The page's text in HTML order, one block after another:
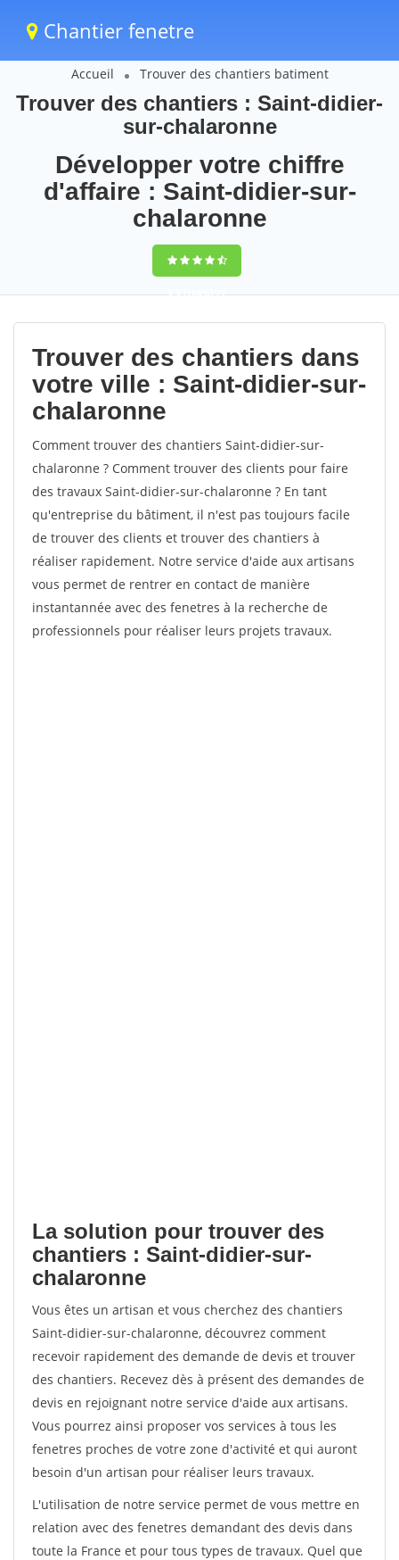
Chantier fenetre
Accueil Trouver des chantiers batiment
Trouver des chantiers : Saint-didier-
sur-chalaronne
Développer votre chiffre
d'affaire : Saint-didier-sur-
chalaronne
9,5(100%)77
votes
Trouver des chantiers dans
votre ville : Saint-didier-sur-
chalaronne
Comment trouver des chantiers Saint-didier-sur-
chalaronne ? Comment trouver des clients pour faire
des travaux Saint-didier-sur-chalaronne ? En tant
qu'entreprise du bâtiment, il n'est pas toujours facile
de trouver des clients et trouver des chantiers à
réaliser rapidement. Notre service d'aide aux artisans
vous permet de rentrer en contact de manière
instantannée avec des fenetres à la recherche de
professionnels pour réaliser leurs projets travaux.
La solution pour trouver des
chantiers : Saint-didier-sur-
chalaronne
Vous êtes un artisan et vous cherchez des chantiers
Saint-didier-sur-chalaronne, découvrez comment
recevoir rapidement des demande de devis et trouver
des chantiers. Recevez dès à présent des demandes de
devis en rejoignant notre service d'aide aux artisans.
Vous pourrez ainsi proposer vos services à tous les
fenetres proches de votre zone d'activité et qui auront
besoin d'un artisan pour réaliser leurs travaux.
L'utilisation de notre service permet de vous mettre en
relation avec des fenetres demandant des devis dans
toute la France et pour tous types de travaux. Quel que